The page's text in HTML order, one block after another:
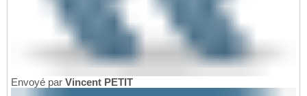
Envoyé par Vincent PETIT